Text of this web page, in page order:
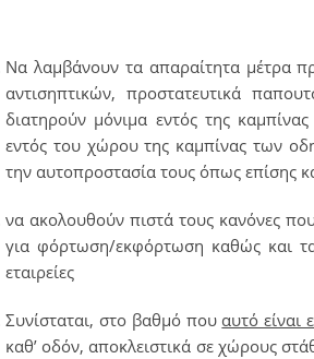
Να λαμβάνουν τα απαραίτητα μέτρα
αντισηπτικών, προστατευτικά
διατηρούν μόνιμα εντός της
εντός του χώρου της καμπίνας των
την αυτοπροστασία τους όπως επίσης
να ακολουθούν πιστά τους κανόνες που
για φόρτωση/εκφόρτωση καθώς και
εταιρείες
Συνίσταται, στο βαθμό που αυτό είναι
καθ’ οδόν, αποκλειστικά σε χώρους